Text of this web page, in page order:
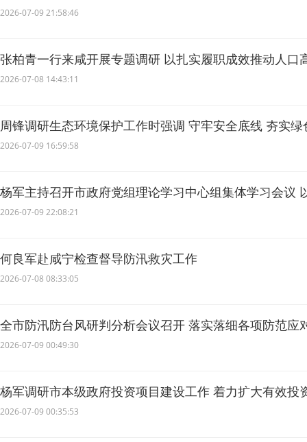
2026-07-09 21:58:46
张柏青一行来咸开展专题调研 以扎实履职成效推动人口
2026-07-08 14:43:11
周锋调研生态环境保护工作时强调 守牢安全底线 夯实
2026-07-09 16:59:58
杨军主持召开市政府党组理论学习中心组集体学习会议
2026-07-09 22:08:21
何良军赴咸宁检查督导防汛救灾工作
2026-07-08 08:33:05
全市防汛防台风研判分析会议召开 落实落细各项防范应
2026-07-09 00:49:30
杨军调研市本级政府投资项目建设工作 着力扩大有效投
2026-07-09 00:35:53